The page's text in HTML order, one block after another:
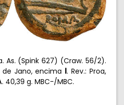
As. (Spink 627) (Craw. 56/2).
de Jano, encima
%. Rev.: Proa,
. 40,39 g. MBC-/MBC.